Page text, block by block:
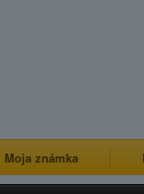
Moja známka